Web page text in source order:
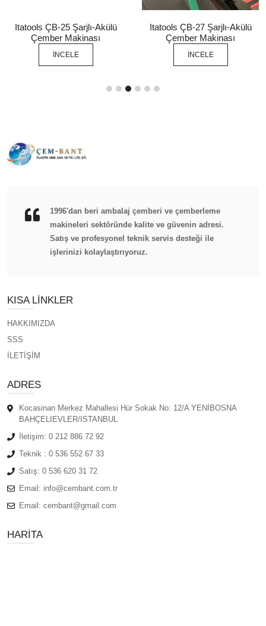
Itatools ÇB-25 Şarjlı-Akülü
Çember Makinası
İNCELE
Itatools ÇB-27 Şarjlı-Akülü
Çember Makinası
İNCELE
1996'dan beri ambalaj çemberi ve çemberleme
makineleri sektöründe kalite ve güvenin adresi.
Satış ve profesyonel teknik servis desteği ile
işlerinizi kolaylaştırıyoruz.
KISA LINKLER
HAKKIMIZDA
SSS
İLETİŞİM
ADRES
Kocasinan Merkez Mahallesi Hür Sokak No: 12/A YENİBOSNA
BAHÇELIEVLER/ISTANBUL
İletişim: 0 212 886 72 92
Teknik : 0 536 552 67 33
Satış: 0 536 620 31 72
Email: info@cembant.com.tr
Email: cembant@gmail.com
HARITA